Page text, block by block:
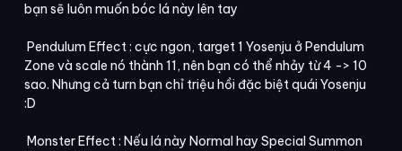
bạn sẽ luôn muốn bóc lá này lên tay
Pendulum Effect : cực ngon, target 1 Yosenju ở Pendulum
Zone và scale nó thành 11, nên bạn có thể nhảy từ 4 -> 10
sao. Nhưng cả turn bạn chỉ triệu hồi đặc biệt quái Yosenju
:D
Monster Effect : Nếu lá này Normal hay Special Summon